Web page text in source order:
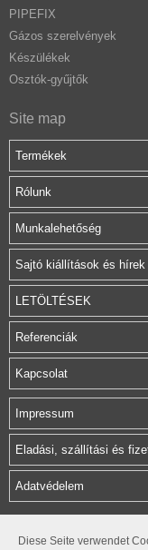
Diese Seite verwendet
PIPEFIX
Gázos szerelvények
Készülékek
Osztók-gyűjtők
Site map
Termékek
Rólunk
Munkalehetőség
Sajtó kiállítások és hírek
LETÖLTÉSEK
Referenciák
Kapcsolat
Impressum
Eladási, szállítási és
Adatvédelem